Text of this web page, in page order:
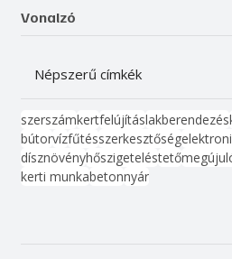
Vonalzó
Népszerű címkék
szerszámkertfelújításlakberendezés
bútorvízfűtésszerkesztőség
dísznövényhőszigeteléstető
kerti munkabetonnyár